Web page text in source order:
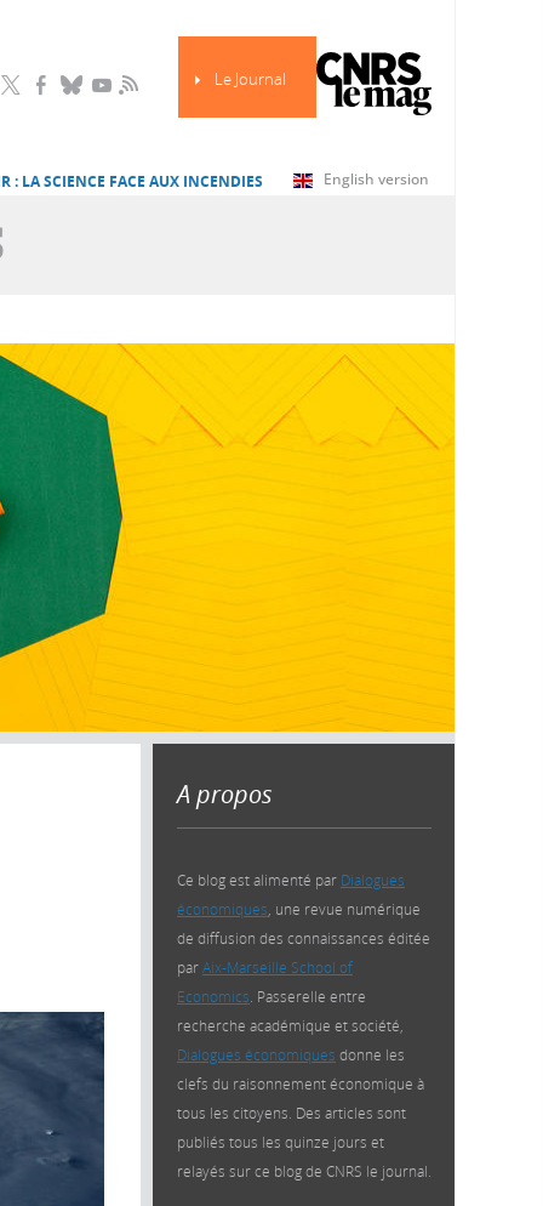
Le Journal
RSS
English version
: LA SCIENCE FACE AUX INCENDIES
A propos
Ce blog est alimenté par Dialogues
économiques , une revue numérique
de diffusion des connaissances éditée
parAix-Marseille School of
Economics . Passerelle entre
recherche académique et société,
Dialogues économiques donne les
clefs du raisonnement économique à
tous les citoyens. Des articles sont
publiés tous les quinze jours et
relayés sur ce blog de CNRS le journal.